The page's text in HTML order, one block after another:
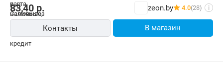
83,40 р. zeon.by 4.0(28) i
Контакты В магазин